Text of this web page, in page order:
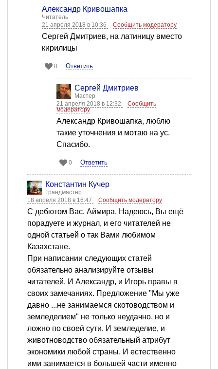
Александр Кривошапка
Читатель
21 апреля 2018 в 10:36
Сообщить модератору
Сергей Дмитриев, на латиницу вместо
кирилицы
0 Ответить
Сергей Дмитриев
Мастер
21 апреля 2018 в 12:32
Сообщить
модератору
Александр Кривошапка, люблю
такие уточнения и мотаю на ус.
Спасибо.
0 Ответить
Константин Кучер
Грандмастер
18 апреля 2018 в 16:47
Сообщить модератору
С дебютом Вас, Аймира. Надеюсь, Вы ещё
порадуете и журнал, и его читателей не
одной статьей о так Вами любимом
Казахстане.
При написании следующих статей
обязательно анализируйте отзывы
читателей. И Александр, и Игорь правы в
своих замечаниях. Предложение "Мы уже
давно ...не занимаемся скотоводством и
земледелием" не только неудачно, но и
ложно по своей сути. И земледелие, и
животноводство обязательный атрибут
экономики любой страны. И естественно
ими занимается в большей части именно